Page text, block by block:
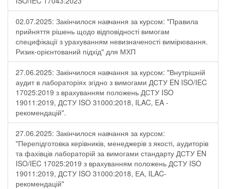
02.07.2025: Закінчилося навчання за курсом: "Правила
прийняття рішень щодо відповідності вимогам
специфікації з урахуванням невизначеності вимірювання.
Ризик-орієнтований підхід" для МХП
27.06.2025: Закінчилося навчання за курсом: "Внутрішній
аудит в лабораторіях згідно з вимогами ДСТУ EN ISO/IEC
17025:2019 з врахуванням положень ДСТУ ISO
19011:2019, ДСТУ ISO 31000:2018, ILAC, EA -
рекомендацій".
27.06.2025: Закінчилося навчання за курсом:
"Перепідготовка керівників, менеджерів з якості, аудиторів
та фахівців лабораторій за вимогами стандарту ДСТУ EN
ISO/IEC 17025:2019 з врахуванням положень ДСТУ ISO
19011:2019, ДСТУ ISO 31000:2018, ЕА, ILAC-
рекомендацій"